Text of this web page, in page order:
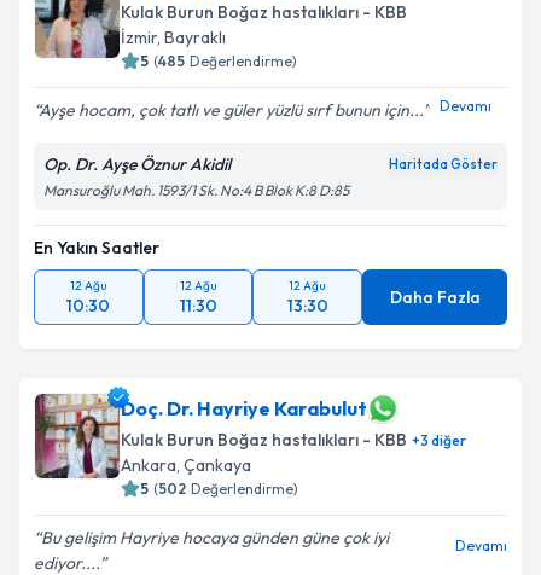
Kulak Burun Boğaz hastalıkları - KBB
İzmir, Bayraklı
5 (485 Değerlendirme)
Ayşe hocam, çok tatlı ve güler yüzlü sırf bunun için... Devamı
Op. Dr. Ayşe Öznur Akidil Haritada Göster
Mansuroğlu Mah. 1593/1 Sk. No:4 B Blok K:8 D:85
En Yakın Saatler
12 Ağu
10:30
12 Ağu
11:30
12 Ağu
13:30 Daha Fazla
Doç. Dr. Hayriye Karabulut
Kulak Burun Boğaz hastalıkları - KBB +3 diğer
Ankara, Çankaya
5 (502 Değerlendirme)
Bu gelişim Hayriye hocaya günden güne çok iyi
ediyor....
Devamı